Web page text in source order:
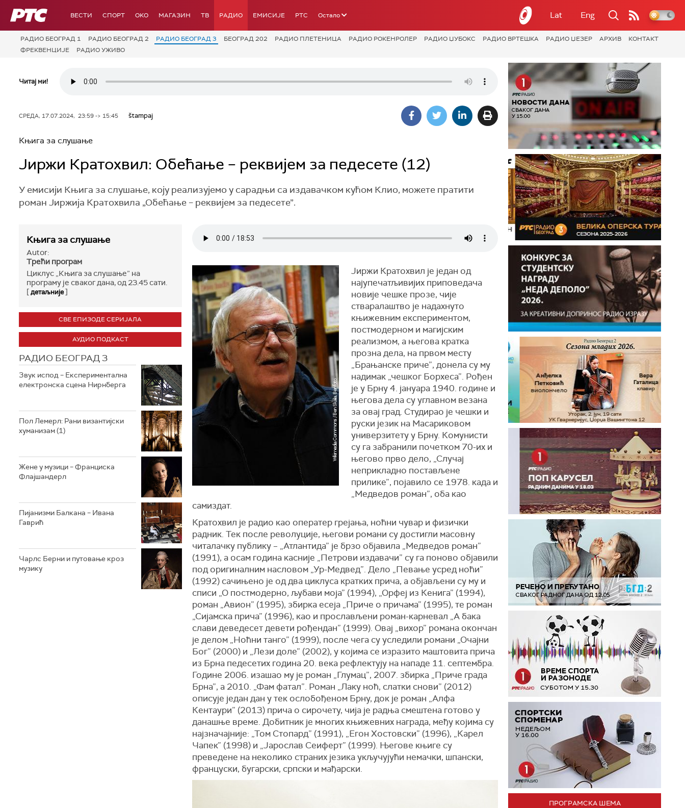
РТС ВЕСТИ СПОРТ OKO МАГАЗИН ТВ РАДИО ЕМИСИЈЕ РТС Остало Lat Eng
РАДИО БЕОГРАД 1 РАДИО БЕОГРАД 2 РАДИО БЕОГРАД 3 БЕОГРАД 202 РАДИО ПЛЕТЕНИЦА РАДИО РОКЕНРОЛЕР РАДИО ЏУБОКС РАДИО ВРТЕШКА РАДИО ЏЕЗЕР АРХИВ
КОНТАКТ
ФРЕКВЕНЦИЈЕ
РАДИО УЖИВО
Читај ми!
СРЕДА, 17.07.2024, 23:59 -> 15:45 štampaj
Књига за слушање
Јиржи Кратохвил: Обећање – реквијем за педесете (12)
У емисији Књига за слушање, коју реализујемо у сарадњи са издавачком кућом Клио, можете пратити
роман Јиржија Кратохвила „Обећање – реквијем за педесете”.
Књига за слушање
Autor:
Трећи програм
Циклус „Књига за слушање” на
програму је сваког дана, од 23.45 сати.
[детаљније]
СВЕ ЕПИЗОДЕ СЕРИЈАЛА
АУДИО ПОДКАСТ
РАДИО БЕОГРАД 3
Звук испод – Експериментална
електронска сцена Нирнберга
Пол Лемерл: Рани византијски
хуманизам (1)
Жене у музици – Франциска
Флајшандерл
Пијанизми Балкана – Ивана
Гаврић
Чарлс Берни и путовање кроз
музику
Јиржи Кратохвил је један од
најупечатљивијих приповедача
новије чешке прозе, чије
стваралаштво је надахнуто
књижевним експериментом,
постмодерном и магијским
реализмом, а његова кратка
прозна дела, на првом месту
„Брањанске приче”, донела су му
надимак „чешког Борхеса”. Рођен
је у Брну 4. јануара 1940. године и
његова дела су углавном везана
за овај град. Студирао је чешки и
руски језик на Масариковом
универзитету у Брну. Комунисти
су га забранили почетком 70-их и
његово прво дело, „Случај
неприкладно постављене
прилике”, појавило се 1978. када и
„Медведов роман”, оба као
самиздат.
Кратохвил је радио као оператер грејања, ноћни чувар и физички
радник. Тек после револуције, његови романи су достигли масовну
читалачку публику – „Атлантида” је брзо објавила „Медведов роман”
(1991), а осам година касније „Петрови издавачи” су га поново објавили
под оригиналним насловом „Ур-Медвед”. Дело „Певање усред ноћи”
(1992) сачињено је од два циклуса кратких прича, а објављени су му и
списи „О постмодерно, љубави моја” (1994), „Орфеј из Кенига” (1994),
роман „Авион” (1995), збирка есеја „Приче о причама” (1995), те роман
„Сијамска прича” (1996), као и прослављени роман-карневал „А бака
слави деведесет девети рођендан” (1999). Овај „вихор” романа окончан
је делом „Ноћни танго” (1999), после чега су уследили романи „Очајни
Бог” (2000) и „Лези доле” (2002), у којима се изразито маштовита прича
из Брна педесетих година 20. века рефлектују на нападе 11. септембра.
Године 2006. изашао му је роман „Глумац”, 2007. збирка „Приче града
Брна”, а 2010. „Фам фатал”. Роман „Лаку ноћ, слатки снови” (2012)
описује један дан у тек ослобођеном Брну, док је роман „Алфа
Кентаури” (2013) прича о сирочету, чија је радња смештена готово у
данашње време. Добитник је многих књижевних награда, међу којима су
најзначајније: „Том Стопард” (1991), „Егон Хостовски” (1996), „Карел
Чапек” (1998) и „Јарослав Сеиферт” (1999). Његове књиге су
преведене на неколико страних језика укључујући немачки, шпански,
француски, бугарски, српски и мађарски.
ПРОГРАМСКА ШЕМА